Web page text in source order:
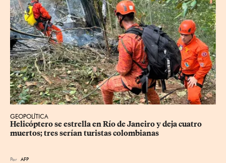
GEOPOLÍTICA
Helicóptero se estrella en Río de Janeiro y deja cuatro
muertos; tres serían turistas colombianas
Por AFP